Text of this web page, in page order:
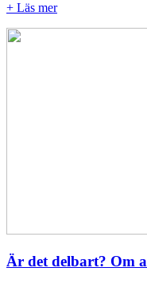
+ Läs mer
Är det delbart? Om